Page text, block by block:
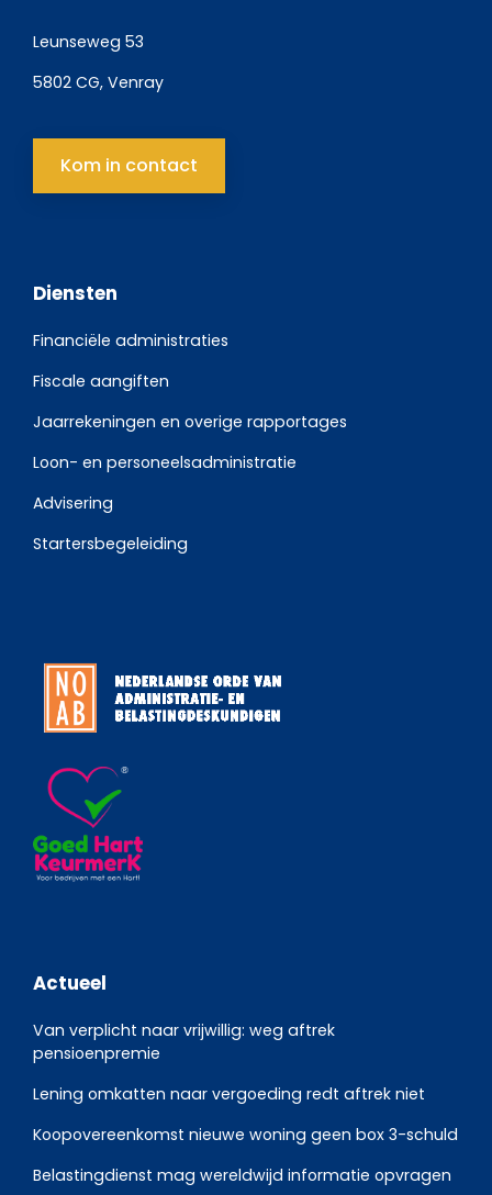
Leunseweg 53
5802 CG, Venray
Kom in contact
Diensten
Financiële administraties
Fiscale aangiften
Jaarrekeningen en overige rapportages
Loon- en personeelsadministratie
Advisering
Startersbegeleiding
Actueel
Van verplicht naar vrijwillig: weg aftrek
pensioenpremie
Lening omkatten naar vergoeding redt aftrek niet
Koopovereenkomst nieuwe woning geen box 3-schuld
Belastingdienst mag wereldwijd informatie opvragen